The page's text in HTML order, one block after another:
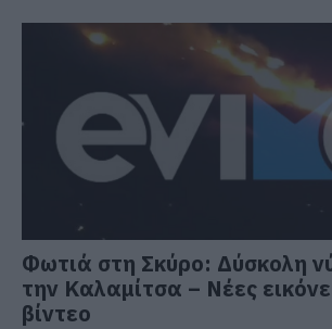
Φωτιά στη Σκύρο: Δύσκολη
την Καλαμίτσα – Νέες
βίντεο